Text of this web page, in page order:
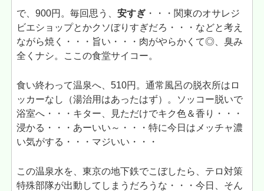
で、900円。毎回思う、安すぎ ・・・関東のオサレジ
ビエショップとかクソぼりすぎだろ・・・などと考え
ながら焼く・・・旨い・・・肉がやらかくて◎、臭み
全くナシ。ここの食堂サイコー。
食い終わって温泉へ、510円。通常風呂の脱衣所はロ
ッカーなし（湯治用はあったはず）。ソッコー脱いで
浴室へ・・・キター、見ただけでキク色＆香り・・・
浸かる・・・あーいい～・・・特に今日はメッチャ濃
い気がする・・・マジいい・・・
この温泉水を、東京の地下鉄でこぼしたら、テロ対策
特殊部隊が出動してしまうだろうな・・・今日、そん